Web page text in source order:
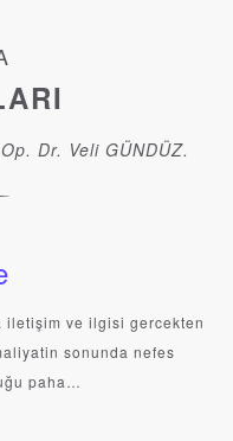
Dr. Veli GÜNDÜZ.
iletişim ve ilgisi gercekten
sonunda nefes
paha…